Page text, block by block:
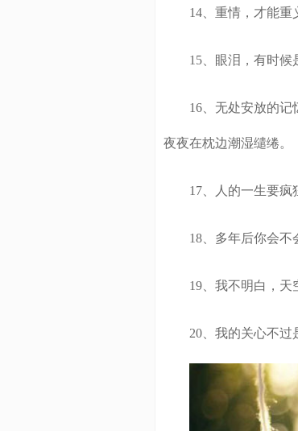
14、重情，才能重义
15、眼泪，有时候是
16、无处安放的记忆
夜夜在枕边潮湿缱绻。
17、人的一生要疯狂
18、多年后你会不会
19、我不明白，天
20、我的关心不过是